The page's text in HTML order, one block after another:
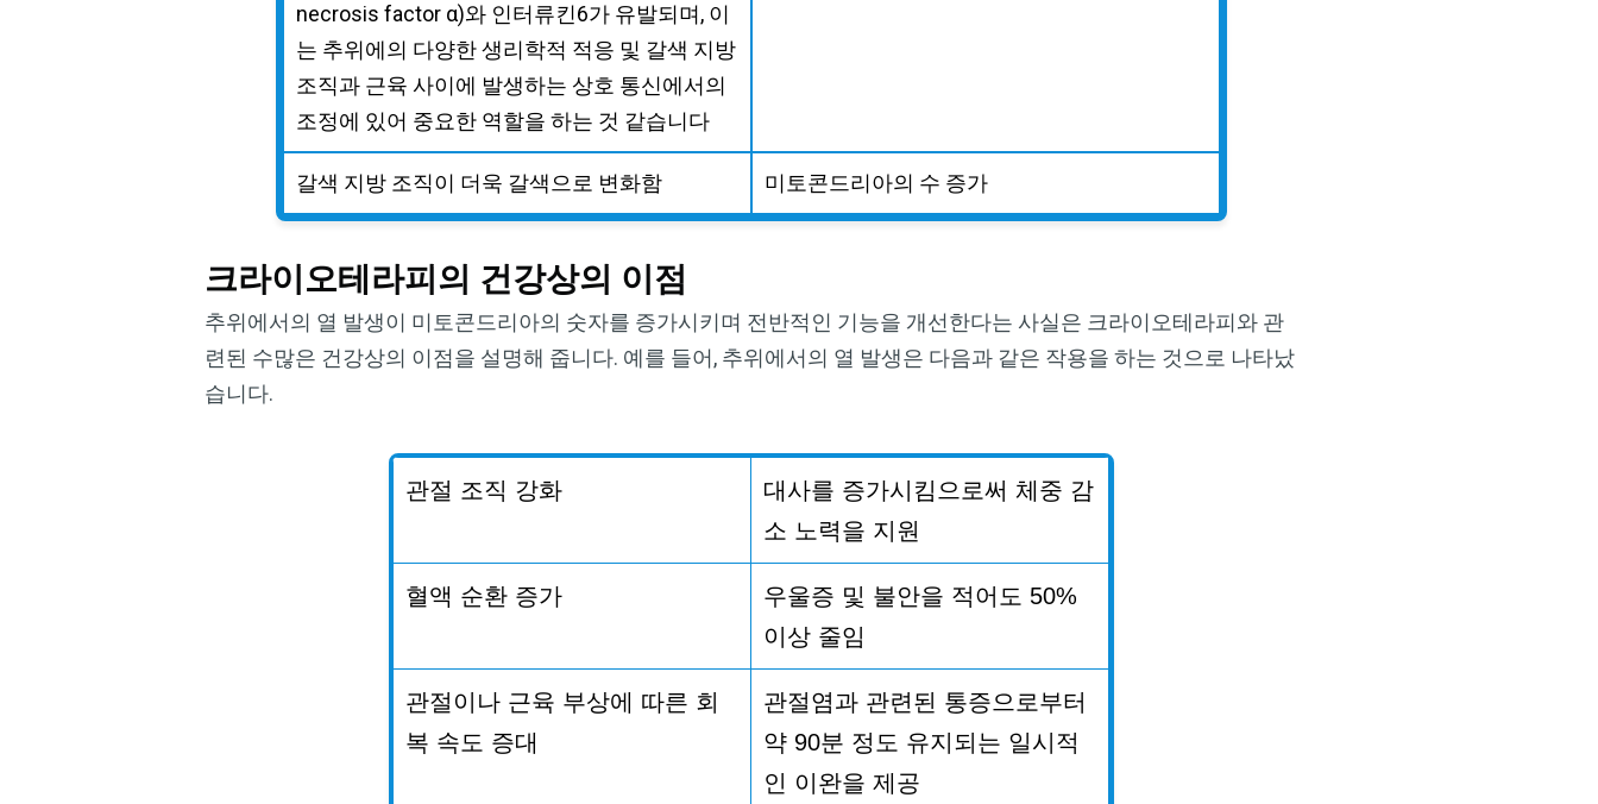
necrosis factor α)와 인터류킨6가 유발되며, 이
는 추위에의 다양한 생리학적 적응 및 갈색 지방
조직과 근육 사이에 발생하는 상호 통신에서의
조정에 있어 중요한 역할을 하는 것 같습니다
갈색 지방 조직이 더욱 갈색으로 변화함 미토콘드리아의 수 증가
크라이오테라피의 건강상의 이점
추위에서의 열 발생이 미토콘드리아의 숫자를 증가시키며 전반적인 기능을 개선한다는 사실은 크라이오테라피와 관
련된 수많은 건강상의 이점을 설명해 줍니다. 예를 들어, 추위에서의 열 발생은 다음과 같은 작용을 하는 것으로 나타났
습니다.
관절 조직 강화 대사를 증가시킴으로써 체중 감
소 노력을 지원
혈액 순환 증가 우울증 및 불안을 적어도 50%
이상 줄임
관절이나 근육 부상에 따른 회
복 속도 증대
관절염과 관련된 통증으로부터
약 90분 정도 유지되는 일시적
인 이완을 제공